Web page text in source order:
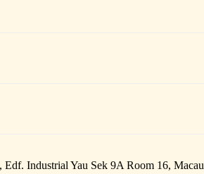
Industrial Yau Sek 9A Room 16, Macau